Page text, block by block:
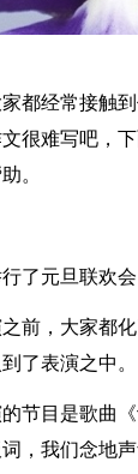
都经常接触
很难写吧，
。
了元旦联欢
前，大家都
了表演之中。
节目是歌曲
，我们念地